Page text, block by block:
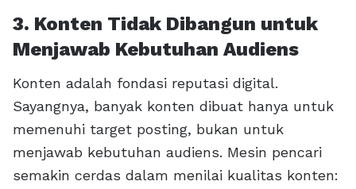
3. Konten Tidak Dibangun untuk
Menjawab Kebutuhan Audiens
Konten adalah fondasi reputasi digital.
Sayangnya, banyak konten dibuat hanya untuk
memenuhi target posting, bukan untuk
menjawab kebutuhan audiens. Mesin pencari
semakin cerdas dalam menilai kualitas konten: